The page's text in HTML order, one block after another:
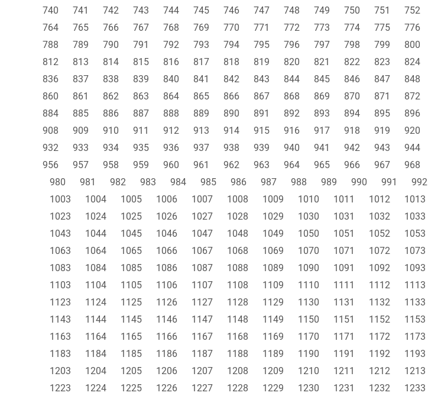
740
741 742 743 744 745 746 747 748 749 750 751 752
764
765 766 767 768 769 770 771 772 773 774 775 776
788
789 790 791 792 793 794 795 796 797 798 799 800
812
813 814 815 816 817 818 819 820 821 822 823 824
836
837 838 839 840 841 842 843 844 845 846 847 848
860
861 862 863 864 865 866 867 868 869 870 871 872
884
885 886 887 888 889 890 891 892 893 894 895 896
908
909 910 911 912 913 914 915 916 917 918 919 920
932
933 934 935 936 937 938 939 940 941 942 943 944
956
957 958 959 960 961 962 963 964 965 966 967 968
980
981 982 983 984 985 986 987 988 989 990 991 992
1003
1004 1005 1006 1007 1008 1009 1010 1011 1012 1013
1023
1024 1025 1026 1027 1028 1029 1030 1031 1032 1033
1043
1044 1045 1046 1047 1048 1049 1050 1051 1052 1053
1063
1064 1065 1066 1067 1068 1069 1070 1071 1072 1073
1083
1084 1085 1086 1087 1088 1089 1090 1091 1092 1093
1103
1104 1105 1106 1107 1108 1109 1110 1111 1112 1113
1123
1124 1125 1126 1127 1128 1129 1130 1131 1132 1133
1143
1144 1145 1146 1147 1148 1149 1150 1151 1152 1153
1163
1164 1165 1166 1167 1168 1169 1170 1171 1172 1173
1183
1184 1185 1186 1187 1188 1189 1190 1191 1192 1193
1203
1204 1205 1206 1207 1208 1209 1210 1211 1212 1213
1223
1224 1225 1226 1227 1228 1229 1230 1231 1232 1233